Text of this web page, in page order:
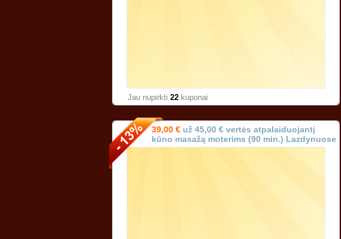
Jau nupirkti 22 kuponai
39,00 € už 45,00 € vertės atpalaiduojantį
kūno masažą moterims (90 min.) Lazdynuose
Vilniuje!